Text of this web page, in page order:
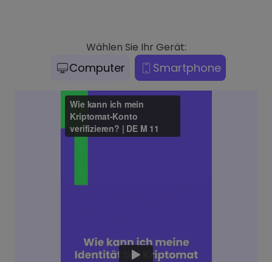
Wählen Sie Ihr Gerät:
Computer Smartphone